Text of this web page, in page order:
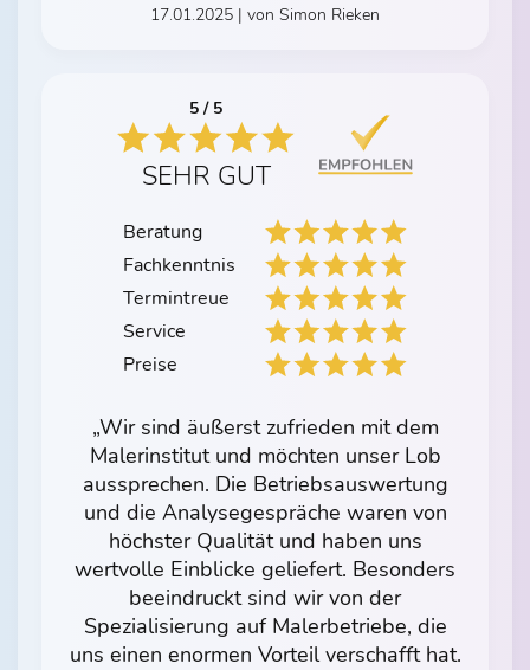
17.01.2025 | von Simon Rieken
5 / 5
SEHR GUT
Beratung
Fachkenntnis
Termintreue
Service
Preise
„Wir sind äußerst zufrieden mit dem
Malerinstitut und möchten unser Lob
aussprechen. Die Betriebsauswertung
und die Analysegespräche waren von
höchster Qualität und haben uns
wertvolle Einblicke geliefert. Besonders
beeindruckt sind wir von der
Spezialisierung auf Malerbetriebe, die
uns einen enormen Vorteil verschafft hat.